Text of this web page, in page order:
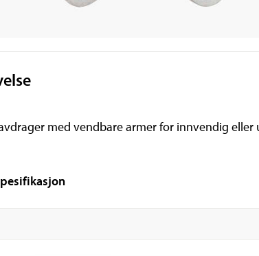
med vendbare armer for innvendig eller